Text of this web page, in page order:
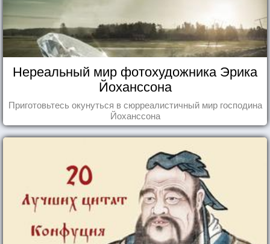
Нереальный мир фотохудожника Эрика
Йоханссона
Приготовьтесь окунуться в сюрреалистичный мир господина
Йоханссона